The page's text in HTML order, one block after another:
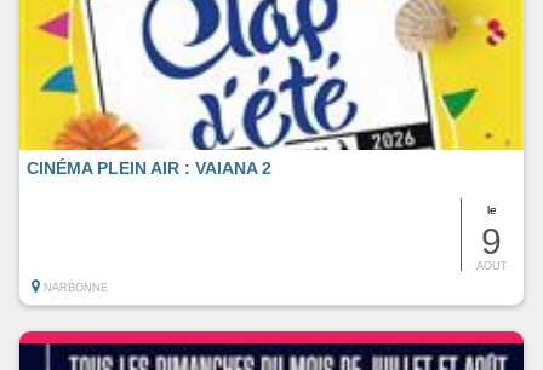
le
9
AOUT
CINÉMA PLEIN AIR : VAIANA 2
NARBONNE